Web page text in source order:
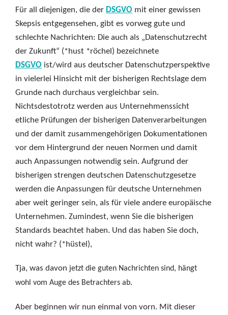
Für all diejenigen, die der DSGVO mit einer gewissen
Skepsis entgegensehen, gibt es vorweg gute und
schlechte Nachrichten: Die auch als „Datenschutzrecht
der Zukunft“ (*hust *röchel) bezeichnete
DSGVO ist/wird aus deutscher Datenschutzperspektive
in vielerlei Hinsicht mit der bisherigen Rechtslage dem
Grunde nach durchaus vergleichbar sein.
Nichtsdestotrotz werden aus Unternehmenssicht
etliche Prüfungen der bisherigen Datenverarbeitungen
und der damit zusammengehörigen Dokumentationen
vor dem Hintergrund der neuen Normen und damit
auch Anpassungen notwendig sein. Aufgrund der
bisherigen strengen deutschen Datenschutzgesetze
werden die Anpassungen für deutsche Unternehmen
aber weit geringer sein, als für viele andere europäische
Unternehmen. Zumindest, wenn Sie die bisherigen
Standards beachtet haben. Und das haben Sie doch,
nicht wahr? (*hüstel),
Tja, was davon jetzt die guten Nachrichten sind, hängt
wohl vom Auge des Betrachters ab.
Aber beginnen wir nun einmal von vorn. Mit dieser